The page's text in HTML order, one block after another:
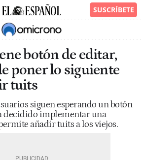
botón de editar,
poner lo siguiente
tuits
siguen esperando un botón
decidido implementar una
añadir tuits a los viejos.